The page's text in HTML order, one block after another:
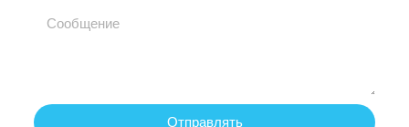
Отправлять